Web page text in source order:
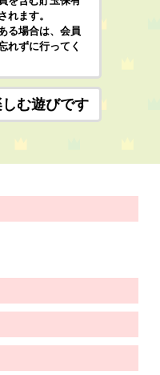
れます。
る場合は、会員
れずに行ってく
む遊びです